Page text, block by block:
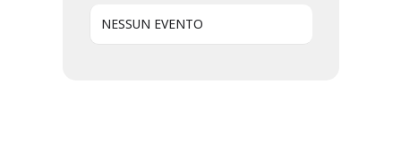
NESSUN EVENTO